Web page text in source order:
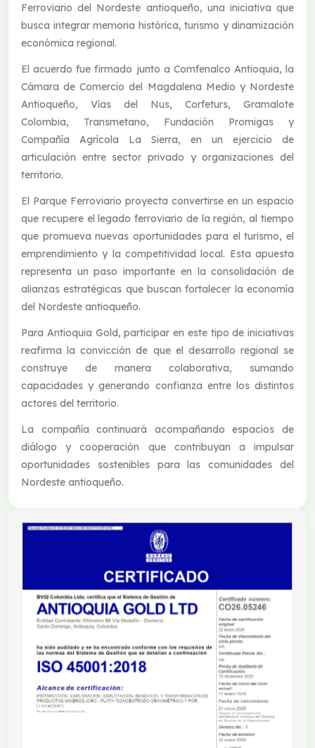
Ferroviario del Nordeste antioqueño, una iniciativa que
busca integrar memoria histórica, turismo y dinamización
económica regional.
El acuerdo fue firmado junto a Comfenalco Antioquia, la
Cámara de Comercio del Magdalena Medio y Nordeste
Antioqueño, Vías del Nus, Corfeturs, Gramalote
Colombia, Transmetano, Fundación Promigas y
Compañía Agrícola La Sierra, en un ejercicio de
articulación entre sector privado y organizaciones del
territorio.
El Parque Ferroviario proyecta convertirse en un espacio
que recupere el legado ferroviario de la región, al tiempo
que promueva nuevas oportunidades para el turismo, el
emprendimiento y la competitividad local. Esta apuesta
representa un paso importante en la consolidación de
alianzas estratégicas que buscan fortalecer la economía
del Nordeste antioqueño.
Para Antioquia Gold, participar en este tipo de iniciativas
reafirma la convicción de que el desarrollo regional se
construye de manera colaborativa, sumando
capacidades y generando confianza entre los distintos
actores del territorio.
La compañía continuará acompañando espacios de
diálogo y cooperación que contribuyan a impulsar
oportunidades sostenibles para las comunidades del
Nordeste antioqueño.